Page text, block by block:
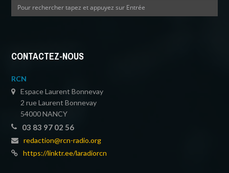
CONTACTEZ-NOUS
RCN
Espace Laurent Bonnevay
2 rue Laurent Bonnevay
54000 NANCY
03 83 97 02 56
redaction@rcn-radio.org
https://linktr.ee/laradiorcn